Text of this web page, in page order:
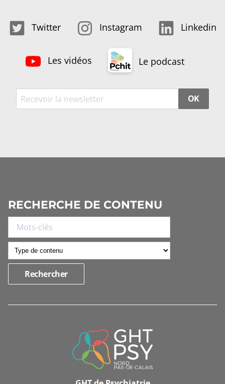
Twitter Instagram Linkedin
Les vidéos Le podcast
OK
RECHERCHE DE CONTENU
INFORMATIONS